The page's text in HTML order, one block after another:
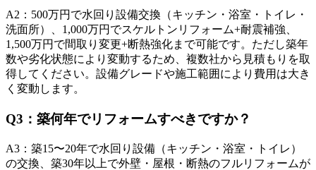
A2 ： 500万円で水回り設備交換（キッチン・浴室・トイレ・
洗面所）、1,000万円でスケルトンリフォーム+耐震補強、
1,500万円で間取り変更+断熱強化まで可能です。ただし築年
数や劣化状態により変動するため、複数社から見積もりを取
得してください。設備グレードや施工範囲により費用は大き
く変動します。
Q3 ： 築何年でリフォームすべきですか？
A3 ： 築15〜20年で水回り設備（キッチン・浴室・トイレ）
の交換、築30年以上で外壁・屋根・断熱のフルリフォームが